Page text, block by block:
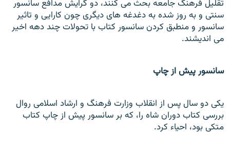
تقليل فرهنگ جامعه بحث می کنند، دو گرايش مدافع سانسور
سنتی و به روز شده به دغدغه های ديگری چون کارایی و تاثير
سانسور و منطبق کردن سانسور کتاب با تحولات چند دهه اخير
می انديشند.
سانسور پيش از چاپ
يکی دو سال پس از انقلاب وزارت فرهنگ و ارشاد اسلامی روال
بررسی کتاب دوران شاه را، که بر سانسور پيش از چاپ کتاب
متکی بود، احياء کرد.